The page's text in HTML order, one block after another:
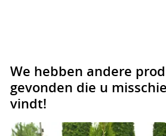
We hebben andere
gevonden die u
vindt!